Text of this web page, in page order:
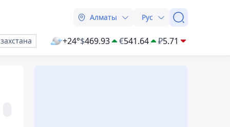
Алматы Рус
+24°$469.93 €541.64 ₽5.71